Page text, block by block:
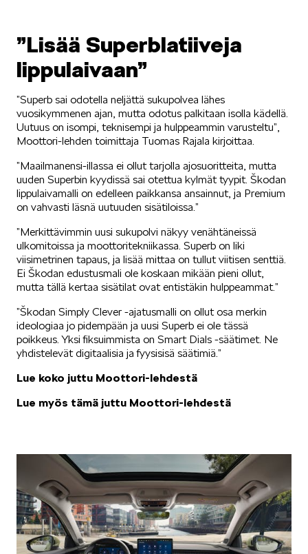
KOEAJOSSA
KUVASSA
MEIDÄN ŠKODAMME
”Lisää Superblatiiveja
lippulaivaan”
”Superb sai odotella neljättä sukupolvea lähes
vuosikymmenen ajan, mutta odotus palkitaan isolla kädellä.
Uutuus on isompi, teknisempi ja hulppeammin varusteltu”,
Moottori-lehden toimittaja Tuomas Rajala kirjoittaa.
”Maailmanensi-illassa ei ollut tarjolla ajosuoritteita, mutta
uuden Superbin kyydissä sai otettua kylmät tyypit. Škodan
lippulaivamalli on edelleen paikkansa ansainnut, ja Premium
on vahvasti läsnä uutuuden sisätiloissa.”
”Merkittävimmin uusi sukupolvi näkyy venähtäneissä
ulkomitoissa ja moottoritekniikassa. Superb on liki
viisimetrinen tapaus, ja lisää mittaa on tullut viitisen senttiä.
Ei Škodan edustusmali ole koskaan mikään pieni ollut,
mutta tällä kertaa sisätilat ovat entistäkin hulppeammat.”
”Škodan Simply Clever -ajatusmalli on ollut osa merkin
ideologiaa jo pidempään ja uusi Superb ei ole tässä
poikkeus. Yksi fiksuimmista on Smart Dials -säätimet. Ne
yhdistelevät digitaalisia ja fyysisisä säätimiä.”
Lue koko juttu Moottori-lehdestä
Lue myös tämä juttu Moottori-lehdestä